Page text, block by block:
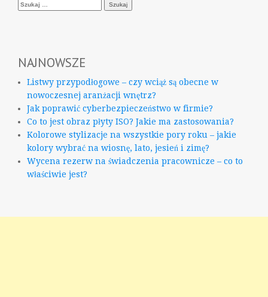
Szukaj:
NAJNOWSZE
Listwy przypodłogowe – czy wciąż są obecne w
nowoczesnej aranżacji wnętrz?
Jak poprawić cyberbezpieczeństwo w firmie?
Co to jest obraz płyty ISO? Jakie ma zastosowania?
Kolorowe stylizacje na wszystkie pory roku – jakie
kolory wybrać na wiosnę, lato, jesień i zimę?
Wycena rezerw na świadczenia pracownicze – co to
właściwie jest?